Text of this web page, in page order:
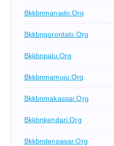
Bkkbnmanado.org
Bkkbngorontalo.org
Bkkbnpalu.org
Bkkbnmamuju.org
Bkkbnmakassar.org
Bkkbnkendari.org
Bkkbndenpasar.org